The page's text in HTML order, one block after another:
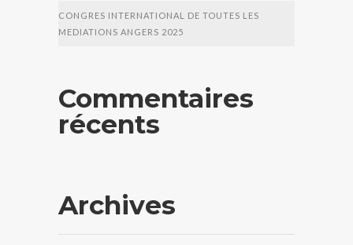
CONGRES INTERNATIONAL DE TOUTES LES
MEDIATIONS ANGERS 2025
Commentaires
récents
Archives